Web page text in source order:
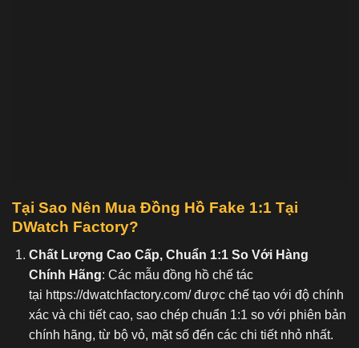
Tại Sao Nên Mua Đồng Hồ Fake 1:1 Tại
DWatch Factory?
Chất Lượng Cao Cấp, Chuẩn 1:1 So Với Hàng
Chính Hãng: Các mẫu đồng hồ chế tác
tại https://dwatchfactory.com/được chế tạo với độ chính
xác và chi tiết cao, sao chép chuẩn 1:1 so với phiên bản
chính hãng, từ bộ vỏ, mặt số đến các chi tiết nhỏ nhất.